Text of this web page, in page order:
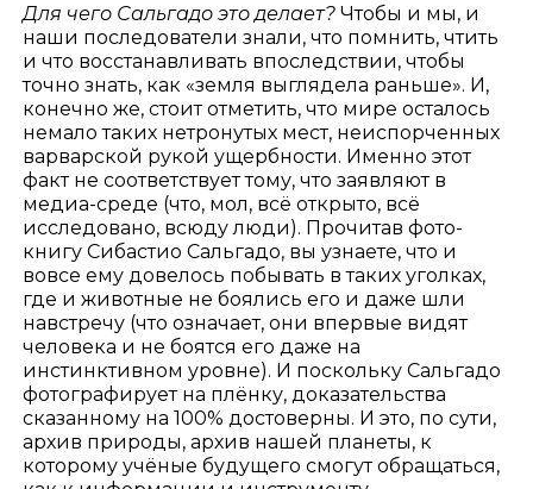
Для чего Сальгадо это делает? Чтобы и мы, и
наши последователи знали, что помнить, чтить
и что восстанавливать впоследствии, чтобы
точно знать, как «земля выглядела раньше». И,
конечно же, стоит отметить, что мире осталось
немало таких нетронутых мест, неиспорченных
варварской рукой ущербности. Именно этот
факт не соответствует тому, что заявляют в
медиа-среде (что, мол, всё открыто, всё
исследовано, всюду люди). Прочитав фото-
книгу Сибастио Сальгадо, вы узнаете, что и
вовсе ему довелось побывать в таких уголках,
где и животные не боялись его и даже шли
навстречу (что означает, они впервые видят
человека и не боятся его даже на
инстинктивном уровне). И поскольку Сальгадо
фотографирует на плёнку, доказательства
сказанному на 100% достоверны. И это, по сути,
архив природы, архив нашей планеты, к
которому учёные будущего смогут обращаться,